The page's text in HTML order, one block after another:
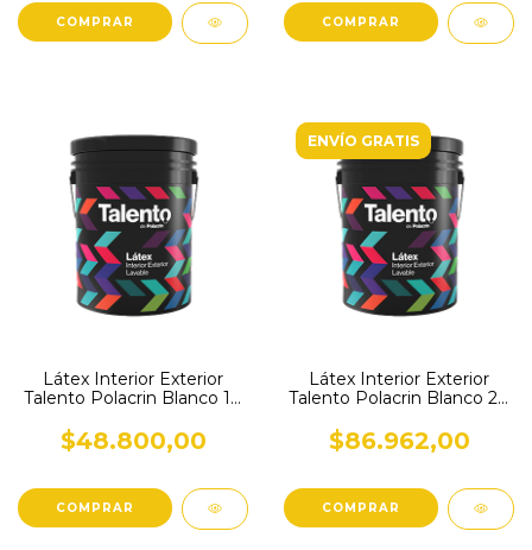
Látex Interior Exterior
Talento Polacrin Blanco 10
$48.800,00
ENVÍO GRATIS
Látex Interior Exterior
Talento Polacrin Blanco 20
$86.962,00